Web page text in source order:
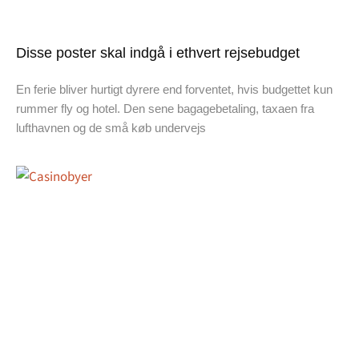
Disse poster skal indgå i ethvert rejsebudget
En ferie bliver hurtigt dyrere end forventet, hvis budgettet kun
rummer fly og hotel. Den sene bagagebetaling, taxaen fra
lufthavnen og de små køb undervejs